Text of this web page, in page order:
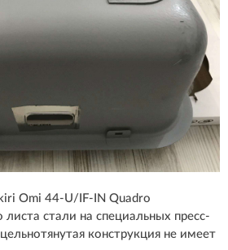
Omi 44-U/IF-IN Quadro
листа стали на специальных пресс-
конструкция не имеет